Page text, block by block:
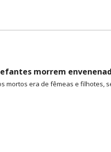
morrem
mortos era de fêmeas e filhotes,